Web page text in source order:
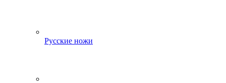
Русские ножи